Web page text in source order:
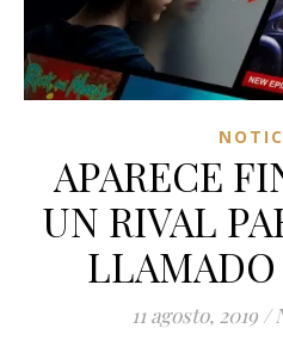
APARECE
UN RIVAL
11 agosto, 2019 /